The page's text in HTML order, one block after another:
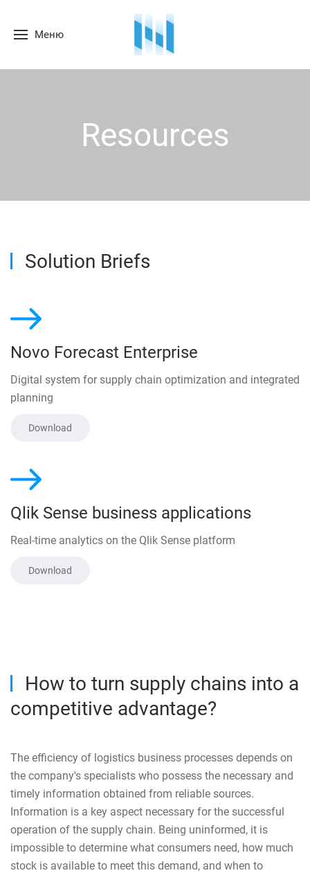
Меню
Resources
Solution Briefs
Novo Forecast Enterprise
Digital system for supply chain optimization and integrated
planning
Download
Qlik Sense business applications
Real-time analytics on the Qlik Sense platform
Download
How to turn supply chains into a
competitive advantage?
The efficiency of logistics business processes depends on
the company's specialists who possess the necessary and
timely information obtained from reliable sources.
Information is a key aspect necessary for the successful
operation of the supply chain. Being uninformed, it is
impossible to determine what consumers need, how much
stock is available to meet this demand, and when to